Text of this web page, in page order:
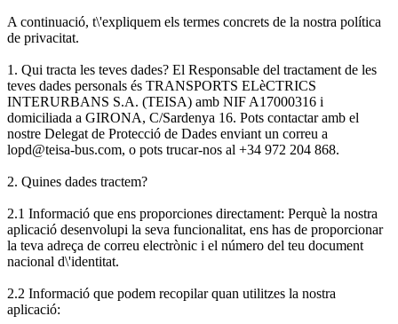
A continuació, t\'expliquem els termes concrets de la nostra política
de privacitat.
1. Qui tracta les teves dades? El Responsable del tractament de les
teves dades personals és TRANSPORTS ELèCTRICS
INTERURBANS S.A. (TEISA) amb NIF A17000316 i
domiciliada a GIRONA, C/Sardenya 16. Pots contactar amb el
nostre Delegat de Protecció de Dades enviant un correu a
lopd@teisa-bus.com, o pots trucar-nos al +34 972 204 868.
2. Quines dades tractem?
2.1 Informació que ens proporciones directament: Perquè la nostra
aplicació desenvolupi la seva funcionalitat, ens has de proporcionar
la teva adreça de correu electrònic i el número del teu document
nacional d\'identitat.
2.2 Informació que podem recopilar quan utilitzes la nostra
aplicació: